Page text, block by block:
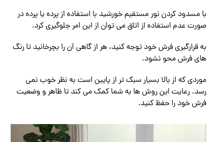
با مسدود کردن نور مستقیم خورشید با استفاده از پرده یا پرده در
صورت عدم استفاده از اتاق می توان از این امر جلوگیری کرد.
به قرارگیری فرش خود توجه کنید، هر از گاهی آن را بچرخانید تا رنگ
های فرش محو نشود.
موردی که از بالا بسیار سبک تر از پایین است به نظر خوب نمی
رسد. رعایت این روش ها به شما کمک می کند تا ظاهر و وضعیت
فرش خود را حفظ کنید.